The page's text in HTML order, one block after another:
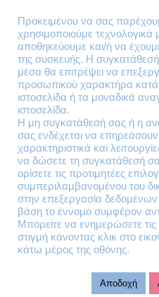
Τηλέφωνα
210 41 13 636
210 41 13 280
Διεύθυνση
Θηβών 220
Άγιος Ιωάννης
Ρέντης
Τ.Κ. 182 33
Email
contact@lazarakis.gr
Προκειμένου να σας
χρησιμοποιούμε
αποθηκεύουμε και/ή να
της συσκευής. Η
μέσα θα επιτρέψει να
προσωπικού χαρακτήρα κατά
ιστοσελίδα ή τα μοναδικά
ιστοσελίδα.
Η μη συγκατάθεσή σας ή η
σας ενδέχεται να
χαρακτηριστικά και
να δώσετε τη συγκατάθεσή
ορίσετε τις προτιμητέες
συμπεριλαμβανομένου του
στην επεξεργασία
βάση το έννομο συμφέρον
Μπορείτε να ενημερώσετε
στιγμή κάνοντας κλικ στο
κάτω μέρος της οθόνης.
Αποδοχή